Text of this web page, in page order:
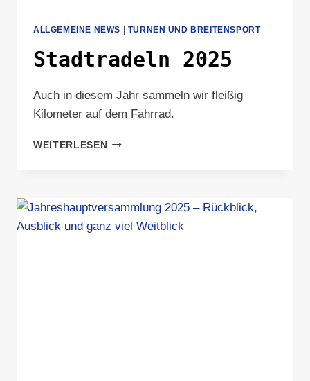
ALLGEMEINE NEWS TURNEN UND BREITENSPORT
Stadtradeln 2025
Auch in diesem Jahr sammeln wir fleißig
Kilometer auf dem Fahrrad.
WEITERLESENSTADTRADELN